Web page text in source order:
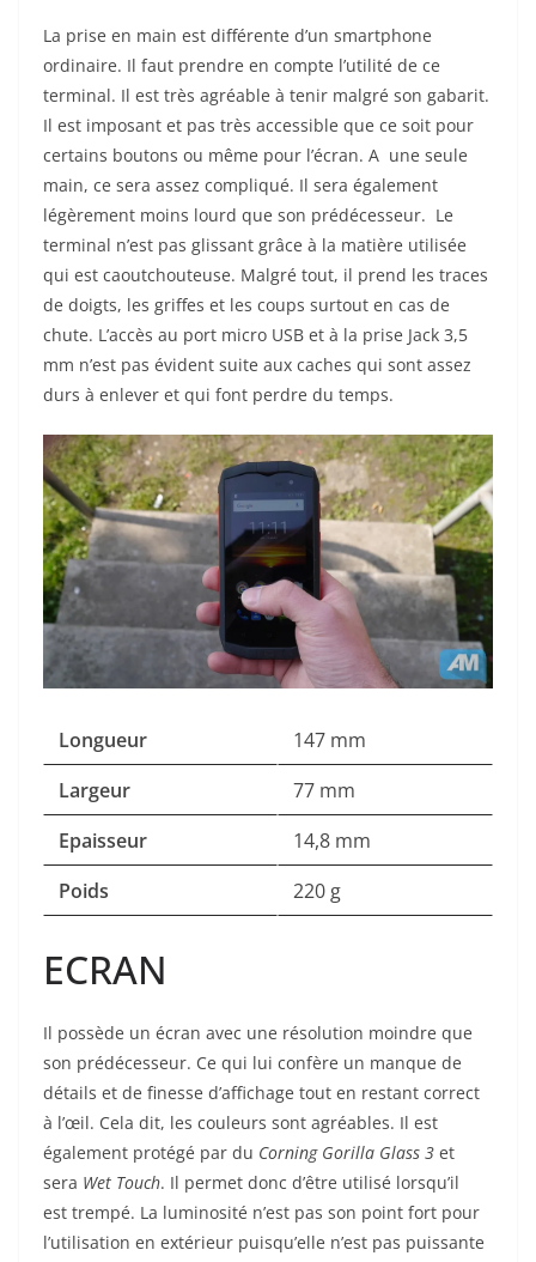
La prise en main est différente d’un smartphone
ordinaire. Il faut prendre en compte l’utilité de ce
terminal. Il est très agréable à tenir malgré son gabarit.
Il est imposant et pas très accessible que ce soit pour
certains boutons ou même pour l’écran. A une seule
main, ce sera assez compliqué. Il sera également
légèrement moins lourd que son prédécesseur. Le
terminal n’est pas glissant grâce à la matière utilisée
qui est caoutchouteuse. Malgré tout, il prend les traces
de doigts, les griffes et les coups surtout en cas de
chute. L’accès au port micro USB et à la prise Jack 3,5
mm n’est pas évident suite aux caches qui sont assez
durs à enlever et qui font perdre du temps.
Longueur
147 mm
Largeur
77 mm
Epaisseur
14,8 mm
Poids
220 g
ECRAN
Il possède un écran avec une résolution moindre que
son prédécesseur. Ce qui lui confère un manque de
détails et de finesse d’affichage tout en restant correct
à l’œil. Cela dit, les couleurs sont agréables. Il est
également protégé par du Corning Gorilla Glass 3 et
sera Wet Touch. Il permet donc d’être utilisé lorsqu’il
est trempé. La luminosité n’est pas son point fort pour
l’utilisation en extérieur puisqu’elle n’est pas puissante